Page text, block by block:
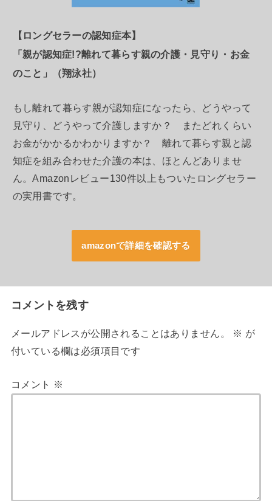
【ロングセラーの認知症本】
「親が認知症!?離れて暮らす親の介護・見守り・お金
のこと」（翔泳社）
もし離れて暮らす親が認知症になったら、どうやって
見守り、どうやって介護しますか？ またどれくらい
お金がかかるかわかりますか？ 離れて暮らす親と認
知症を組み合わせた介護の本は、ほとんどありませ
ん。Amazonレビュー130件以上もついたロングセラー
の実用書です。
amazonで詳細を確認する
コメントを残す
メールアドレスが公開されることはありません。 ※ が
付いている欄は必須項目です
コメント ※